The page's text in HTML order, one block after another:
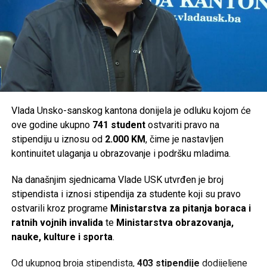
Bosanski Petrovac –36.000 KM
46.000 KM
Sanski Most –36.000 KM
Velika Kladuša – 36.000 KM
Ukupno je za podršku turističkim manifestacijama na
Share Post
Share
Tweet Share
Mail
Vlada Unsko-sanskog kantona donijela je odluku kojom će
ove godine ukupno 741 studentostvariti pravo na
stipendiju u iznosu od 2.000 KM, čime je nastavljen
kontinuitet ulaganja u obrazovanje i podršku mladima.
Na današnjim sjednicama Vlade USK utvrđen je broj
stipendista i iznosi stipendija za studente koji su pravo
ostvarili kroz programe Ministarstva za pitanja boraca i
ratnih vojnih invalida te Ministarstva obrazovanja,
nauke, kulture i sporta.
Od ukupnog broja stipendista, 403 stipendije dodijeljene